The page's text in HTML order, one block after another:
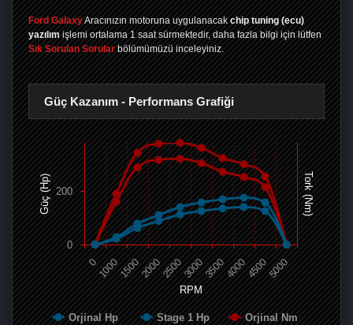
Ford GalaxyAracınızın motoruna uygulanacak chip tuning (ecu)
yazılım işlemi ortalama 1 saat sürmektedir, daha fazla bilgi için lütfen
Sık Sorulan Sorular bölümümüzü inceleyiniz.
Güç Kazanım - Performans Grafiği
RPM
Güç (Hp) Tork (Nm)
Orjinal Hp Stage 1 Hp
Orjinal Nm
0 100015002000250030003500400045005000
0
200